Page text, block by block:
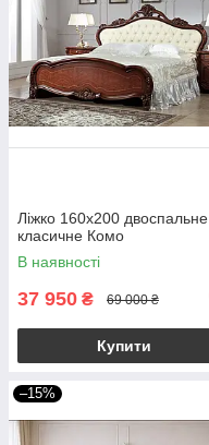
Ліжко 160х200 двоспальне
класичне Комо
В наявності
37 950 ₴ 69 000 ₴
Купити
–15%